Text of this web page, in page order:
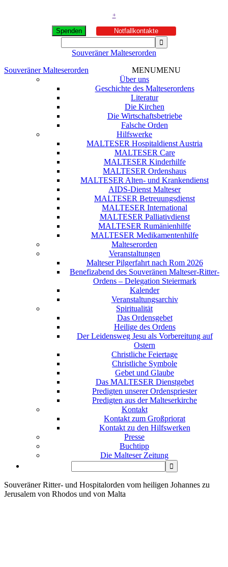
+
Spenden Notfallkontakte
Souveräner Malteserorden
Souveräner Malteserorden
MENUMENU
Über uns
Geschichte des Malteserordens
Literatur
Die Kirchen
Die Wirtschaftsbetriebe
Falsche Orden
Hilfswerke
MALTESER Hospitaldienst Austria
MALTESER Care
MALTESER Kinderhilfe
MALTESER Ordenshaus
MALTESER Alten- und Krankendienst
AIDS-Dienst Malteser
MALTESER Betreuungsdienst
MALTESER International
MALTESER Palliativdienst
MALTESER Rumänienhilfe
MALTESER Medikamentenhilfe
Malteserorden
Veranstaltungen
Malteser Pilgerfahrt nach Rom 2026
Benefizabend des Souveränen Malteser-Ritter-
Ordens – Delegation Steiermark
Kalender
Veranstaltungsarchiv
Spiritualität
Das Ordensgebet
Heilige des Ordens
Der Leidensweg Jesu als Vorbereitung auf
Ostern
Christliche Feiertage
Christliche Symbole
Gebet und Glaube
Das MALTESER Dienstgebet
Predigten unserer Ordenspriester
Predigten aus der Malteserkirche
Kontakt
Kontakt zum Großpriorat
Kontakt zu den Hilfswerken
Presse
Buchtipp
Die Malteser Zeitung
Souveräner Ritter- und Hospitalorden vom heiligen Johannes zu
Jerusalem von Rhodos und von Malta